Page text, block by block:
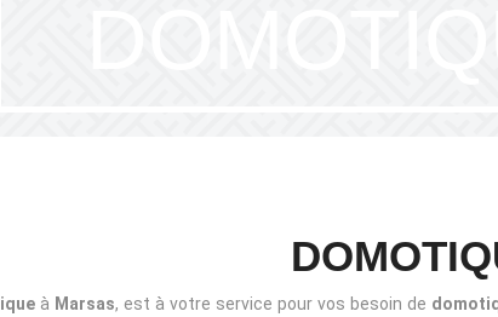
à Marsas, est à votre service pour vos besoin de